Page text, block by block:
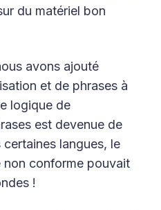
du matériel bon
avons ajouté
et de phrases à
logique de
est devenue de
langues, le
conforme pouvait
!